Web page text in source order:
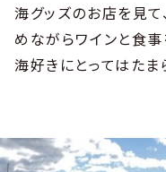
海グッズのお店を見て
めながらワインと食事
海好きにとってはたま